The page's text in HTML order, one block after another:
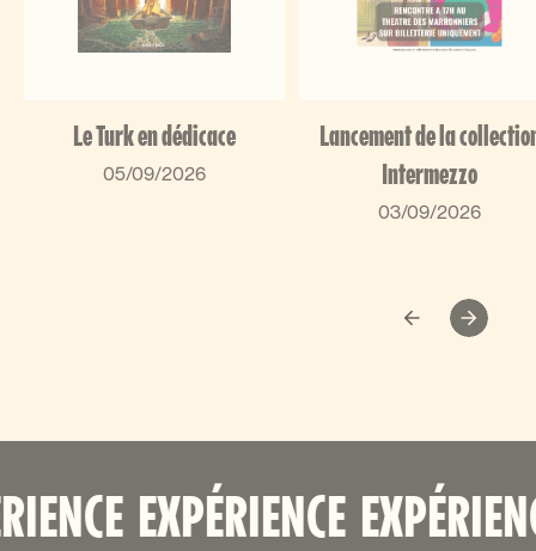
Le Turk en dédicace
05/09/2026
Lancement de la
Intermezzo
03/09/2026
EXPÉRIENCE